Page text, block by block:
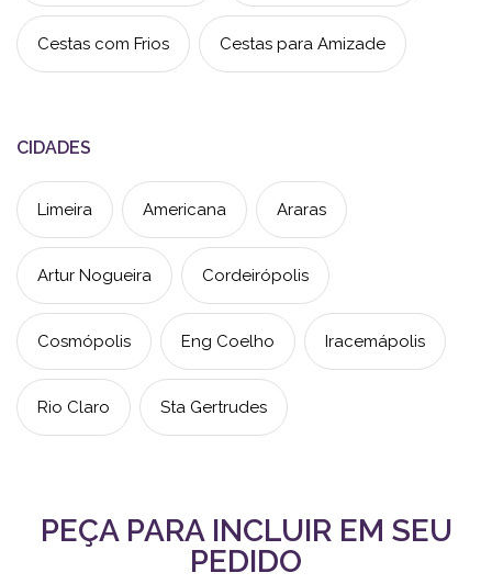
Cestas com Frios Cestas para Amizade
CIDADES
Limeira Americana Araras
Artur Nogueira Cordeirópolis
Cosmópolis Eng Coelho Iracemápolis
Rio Claro Sta Gertrudes
PEÇA PARA INCLUIR EM SEU
PEDIDO